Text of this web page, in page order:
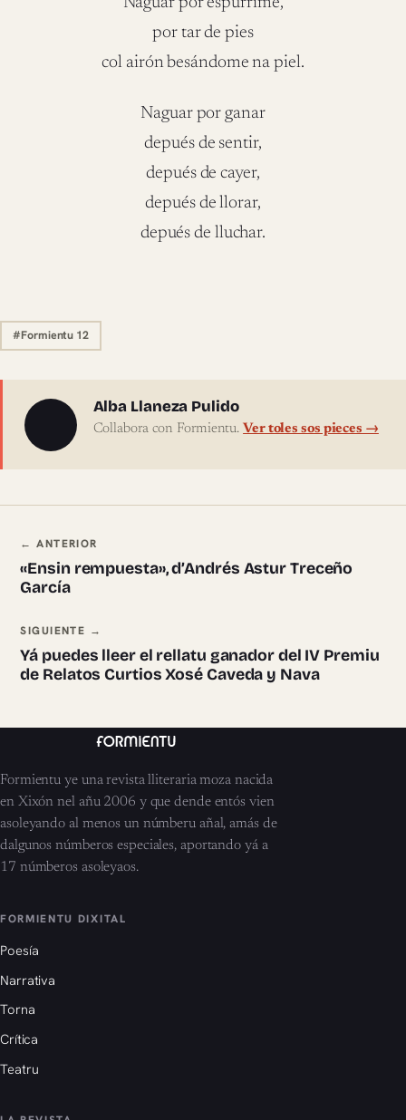
por tar de pies
col airón besándome na piel.
Naguar por ganar
depués de sentir,
depués de cayer,
depués de llorar,
depués de lluchar.
#Formientu 12
Sobre l'autor
Alba Llaneza Pulido
Collabora con Formientu. Ver toles sos pieces →
Navegación ente pieces
← ANTERIOR
«Ensin rempuesta», d’Andrés Astur Treceño
García
SIGUIENTE →
Yá puedes lleer el rellatu ganador del IV Premiu
de Relatos Curtios Xosé Caveda y Nava
Formientu ye una revista lliteraria moza nacida
en Xixón nel añu 2006 y que dende entós vien
asoleyando al menos un númberu añal, amás de
dalgunos númberos especiales, aportando yá a
17 númberos asoleyaos.
FORMIENTU DIXITAL
Poesía
Narrativa
Torna
Crítica
Teatru